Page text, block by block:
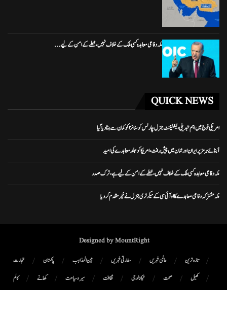
مکہ دفاعی معاہدہ کسی ملک کے خلاف نہیں، خطے کے امن کے لیے...
QUICK NEWS
امریکی فوج میں اہم تبدیلی، لیفٹیننٹ جنرل چارلس کوسٹانزا کو کمان سے ہٹا دیا گیا
آبنائے ہرمز پر ایران اور عمان میں پیش رفت، امریکا کو جلد معاہدے کی امید
مکہ دفاعی معاہدہ کسی ملک کے خلاف نہیں، خطے کے امن کے لیے ہے، ترک صدر
مکہ مشترکہ دفاعی معاہدے کا او آئی سی کے سیکرٹری جنرل نے خیرمقدم کردیا
Designed by MountRight
تازہ ترین عالمی خبریں سفارتی خبریں بین المذاہب پاکستان
تجارت
کھیل
صحت ٹیکنالوجی ثقافت سیر و سیاحت کھانے
کالم